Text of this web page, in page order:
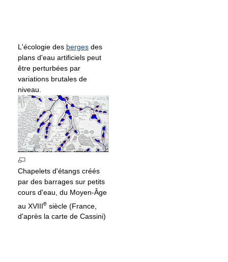
L'écologie des berges des
plans d'eau artificiels peut
être perturbées par
variations brutales de
niveau.
Chapelets d'étangs créés
par des barrages sur petits
cours d'eau, du Moyen-Âge
au XVIIIe siècle (France,
d'après la carte de Cassini)